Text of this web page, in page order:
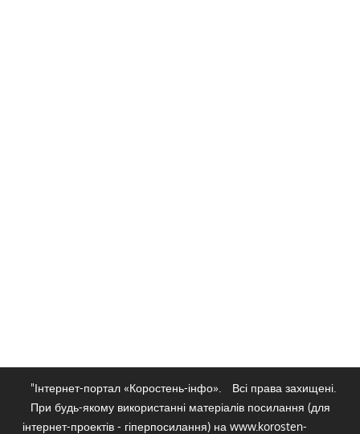
"Інтернет-портал «Коростень-інфо».
Всі права захищені.
При будь-якому використанні матеріалів посилання (для
інтернет-проектів - гіперпосилання) на www.korosten-